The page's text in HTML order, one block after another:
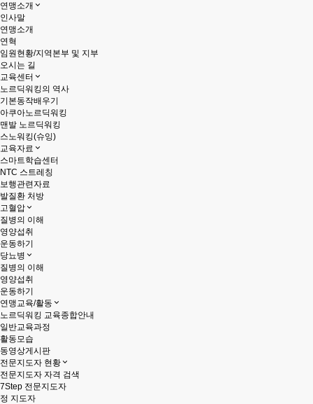
연맹소개
인사말
연맹소개
연혁
임원현황/지역본부 및 지부
오시는 길
교육센터
노르딕워킹의 역사
기본동작배우기
아쿠아노르딕워킹
맨발 노르딕워킹
스노워킹(슈잉)
교육자료
스마트학습센터
NTC 스트레칭
보행관련자료
발질환 처방
고혈압
질병의 이해
영양섭취
운동하기
당뇨병
질병의 이해
영양섭취
운동하기
연맹교육/활동
노르딕워킹 교육종합안내
일반교육과정
활동모습
동영상게시판
전문지도자 현황
전문지도자 자격 검색
7Step 전문지도자
정 지도자